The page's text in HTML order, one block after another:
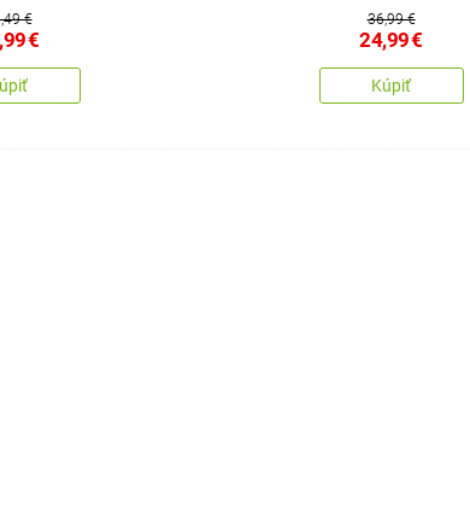
€
€
36,99 €
24,99€
Kúpiť